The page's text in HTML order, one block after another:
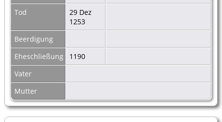
Tod
29 Dez
1253
Beerdigung
Eheschließung
1190
Vater
Mutter